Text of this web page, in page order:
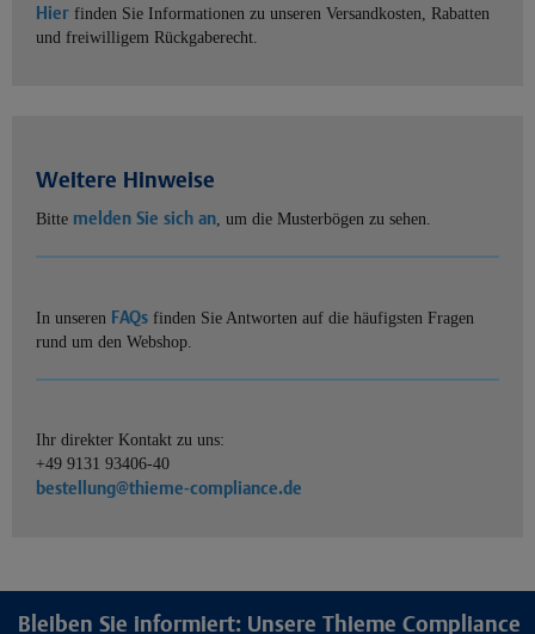
Hier finden Sie Informationen zu unseren Versandkosten, Rabatten
und freiwilligem Rückgaberecht.
Weitere Hinweise
Bitte melden Sie sich an, um die Musterbögen zu sehen.
In unseren FAQs finden Sie Antworten auf die häufigsten Fragen
rund um den Webshop.
Ihr direkter Kontakt zu uns:
+49 9131 93406-40
bestellung@thieme-compliance.de
Bleiben Sie informiert: Unsere Thieme Compliance